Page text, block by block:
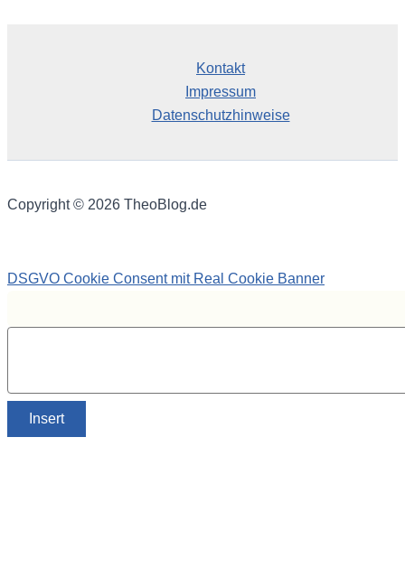
Kontakt
Impressum
Datenschutzhinweise
Copyright © 2026 TheoBlog.de
DSGVO Cookie Consent mit Real Cookie Banner
Insert